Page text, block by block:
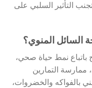
التأثير السلبي على
السائل المنوي؟
نمط حياة صحي،
التمارين
بالفواكه والخضروات،